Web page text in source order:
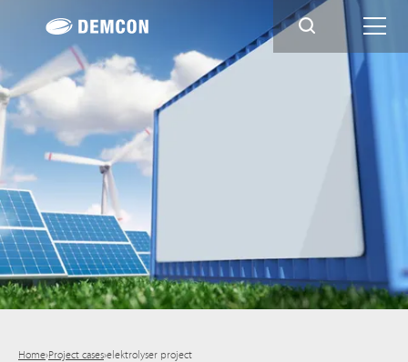
Home›Project cases›elektrolyser project